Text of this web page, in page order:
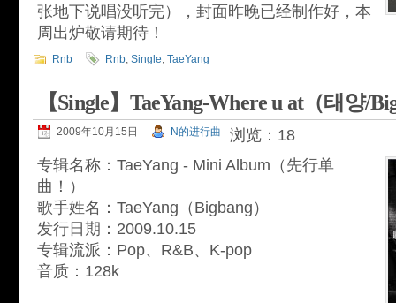
张地下说唱没听完），封面昨晚已经制作好，本
周出炉敬请期待！
Rnb Rnb, Single, TaeYang
【Single】TaeYang-Where u at（태양/
2009年10月15日 N的进行曲
浏览：18
专辑名称：TaeYang - Mini Album（先行单
曲！）
歌手姓名：TaeYang（Bigbang）
发行日期：2009.10.15
专辑流派：Pop、R&B、K-pop
音质：128k